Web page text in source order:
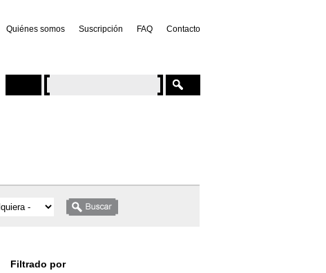
Quiénes somos Suscripción FAQ Contacto
Filtrado por